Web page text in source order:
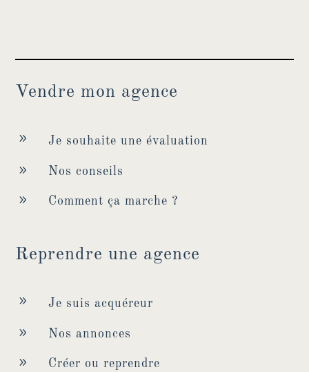
Vendre mon agence
9 Je souhaite une évaluation
9 Nos conseils
9 Comment ça marche ?
Reprendre une agence
9 Je suis acquéreur
9 Nos annonces
9 Créer ou reprendre